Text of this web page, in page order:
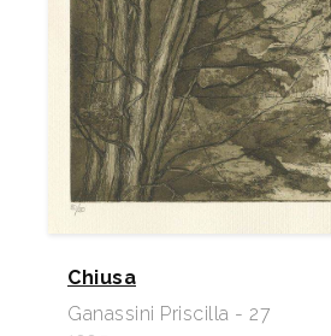
Chiusa
Ganassini Priscilla - 27